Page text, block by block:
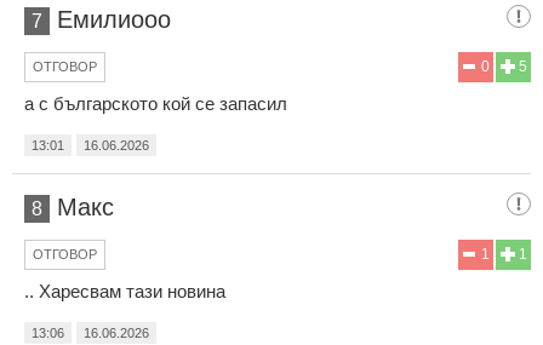
7 Емилиооо
5
0
ОТГОВОР
а с българското кой се запасил
13:01 16.06.2026
8 Макс
1
1
ОТГОВОР
.. Харесвам тази новина
13:06 16.06.2026